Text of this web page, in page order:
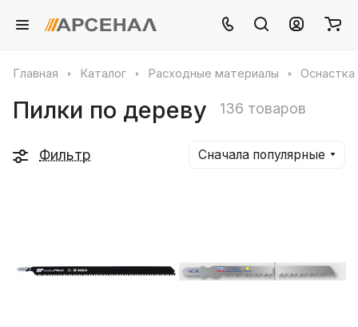
Главная Каталог Расходные материалы
Пилки по дереву 136 товаров
Фильтр Сначала популярные